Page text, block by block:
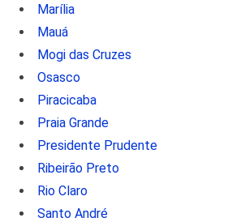
Marília
Mauá
Mogi das Cruzes
Osasco
Piracicaba
Praia Grande
Presidente Prudente
Ribeirão Preto
Rio Claro
Santo André